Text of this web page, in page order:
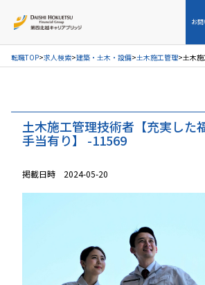
お
お問い合せ
転職TOP 求人検索 建築・土木・設備 土木施工管理 土木
土木施工管理技術者【充実した
手当有り】 -11569
掲載日時 2024-05-20